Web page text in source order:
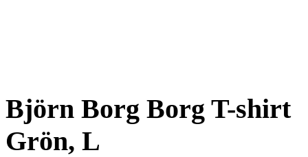
Björn Borg Borg T-shirt
Grön, L